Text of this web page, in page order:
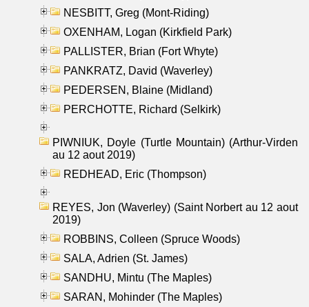
NESBITT, Greg (Mont-Riding)
OXENHAM, Logan (Kirkfield Park)
PALLISTER, Brian (Fort Whyte)
PANKRATZ, David (Waverley)
PEDERSEN, Blaine (Midland)
PERCHOTTE, Richard (Selkirk)
PIWNIUK, Doyle (Turtle Mountain) (Arthur-Virden
au 12 aout 2019)
REDHEAD, Eric (Thompson)
REYES, Jon (Waverley) (Saint Norbert au 12 aout
2019)
ROBBINS, Colleen (Spruce Woods)
SALA, Adrien (St. James)
SANDHU, Mintu (The Maples)
SARAN, Mohinder (The Maples)